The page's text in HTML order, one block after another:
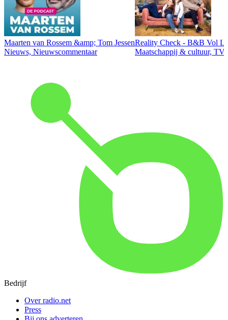
Maarten van Rossem &amp; Tom Jessen
Nieuws, Nieuwscommentaar
Reality Check - B&B Vol
Maatschappij & cultuur,
Bedrijf
Over radio.net
Press